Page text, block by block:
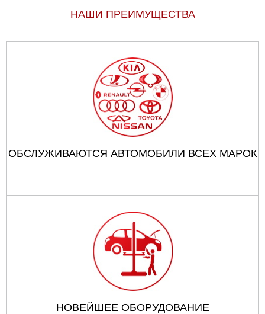
НАШИ ПРЕИМУЩЕСТВА
ОБСЛУЖИВАЮТСЯ АВТОМОБИЛИ ВСЕХ МАРОК
НОВЕЙШЕЕ ОБОРУДОВАНИЕ